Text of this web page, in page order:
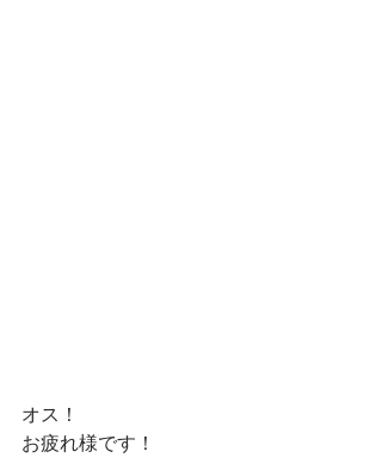
オス！
お疲れ様です！